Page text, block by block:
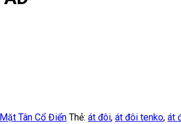
Tân Cổ Điển Thẻ: át đôi, át đôi tenko, át